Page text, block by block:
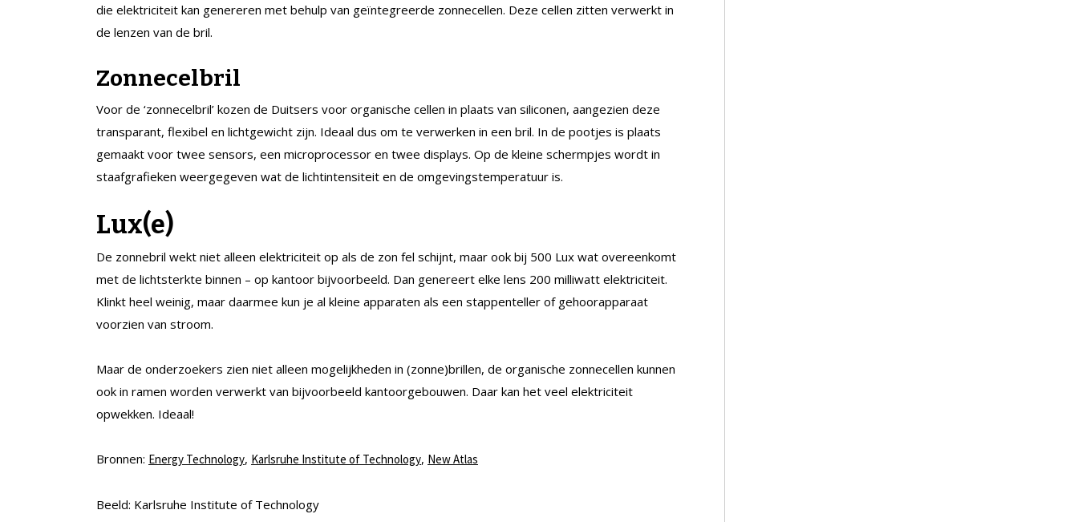
die elektriciteit kan genereren met behulp van geïntegreerde zonnecellen. Deze cellen zitten verwerkt in
de lenzen van de bril.
Zonnecelbril
Voor de ‘zonnecelbril’ kozen de Duitsers voor organische cellen in plaats van siliconen, aangezien deze
transparant, flexibel en lichtgewicht zijn. Ideaal dus om te verwerken in een bril. In de pootjes is plaats
gemaakt voor twee sensors, een microprocessor en twee displays. Op de kleine schermpjes wordt in
staafgrafieken weergegeven wat de lichtintensiteit en de omgevingstemperatuur is.
Lux(e)
De zonnebril wekt niet alleen elektriciteit op als de zon fel schijnt, maar ook bij 500 Lux wat overeenkomt
met de lichtsterkte binnen – op kantoor bijvoorbeeld. Dan genereert elke lens 200 milliwatt elektriciteit.
Klinkt heel weinig, maar daarmee kun je al kleine apparaten als een stappenteller of gehoorapparaat
voorzien van stroom.
Maar de onderzoekers zien niet alleen mogelijkheden in (zonne)brillen, de organische zonnecellen kunnen
ook in ramen worden verwerkt van bijvoorbeeld kantoorgebouwen. Daar kan het veel elektriciteit
opwekken. Ideaal!
Bronnen: Energy Technology, Karlsruhe Institute of Technology, New Atlas
Beeld: Karlsruhe Institute of Technology